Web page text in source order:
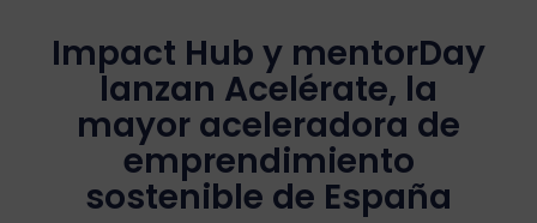
Impact Hub y mentorDay
lanzan Acelérate, la
mayor aceleradora de
emprendimiento
sostenible de España